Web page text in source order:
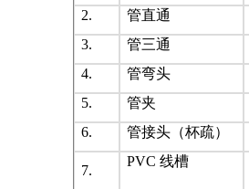
2.
管直通
3.
管三通
4.
管弯头
5.
管夹
6.
管接头（杯疏）
7.
PVC 线槽